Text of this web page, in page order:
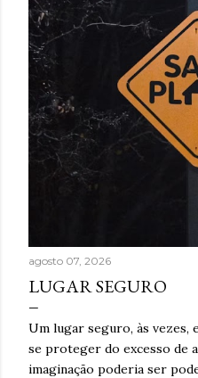
agosto 07, 2026
LUGAR SEGURO
Um lugar seguro, às vezes,
se proteger do excesso de
imaginação poderia ser